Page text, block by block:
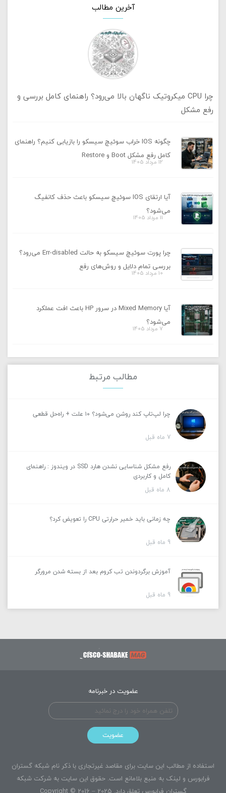
آخرین مطالب
چرا CPU میکروتیک ناگهان بالا می‌رود؟ راهنمای کامل بررسی و
رفع مشکل
چگونه IOS خراب سوئیچ سیسکو را بازیابی کنیم؟ راهنمای
کامل رفع مشکل Boot و Restore
12 مرداد 1405
آیا ارتقای IOS سوئیچ سیسکو باعث حذف کانفیگ
می‌شود؟
11 مرداد 1405
چرا پورت سوئیچ سیسکو به حالت Err-disabled می‌رود؟
بررسی تمام دلایل و روش‌های رفع
10 مرداد 1405
آیا Mixed Memory در سرور HP باعث افت عملکرد
می‌شود؟
7 مرداد 1405
مطالب مرتبط
چرا لپ‌تاپ کند روشن می‌شود؟ ۱۰ علت + راه‌حل قطعی
7 ماه قبل
رفع مشکل شناسایی نشدن هارد SSD در ویندوز : راهنمای
کامل و کاربردی
8 ماه قبل
چه زمانی باید خمیر حرارتی CPU را تعویض کرد؟
9 ماه قبل
آموزش برگردوندن تب کروم بعد از بسته شدن مرورگر
9 ماه قبل
عضویت در خبرنامه
عضویت
استفاده از مطالب این سایت برای مقاصد غیرتجاری با ذکر نام شبکه گستران
فرابورس و لینک به منبع بلامانع است. حقوق این سایت بهشرکت شبکه
گستران فرابورس تعلق دارد. Copyright © 2016 – 2025